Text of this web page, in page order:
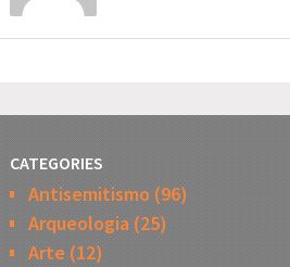
CATEGORIES
Antisemitismo (96)
Arqueologia(25)
Arte (12)